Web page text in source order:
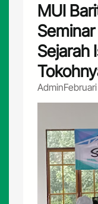
MUI
Sejarah
Admin